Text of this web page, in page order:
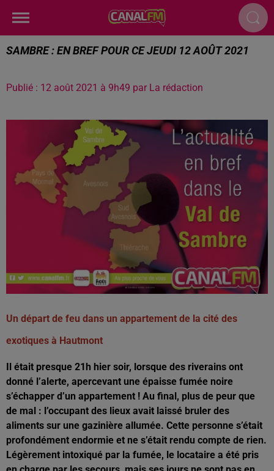
SAMBRE : EN BREF POUR CE JEUDI 12 AOÛT 2021
Publié : 12 août 2021 à 9h49 par La rédaction
Un départ de feu dans un appartement de la cité des
exotiques à Hautmont
Il était presque 21h hier soir, lorsque des riverains ont
donné l’alerte, apercevant une épaisse fumée noire
s’échapper d’un appartement ! Au final, plus de peur que
de mal : l’occupant des lieux avait laissé bruler des
aliments sur une gazinière allumée. Cette personne s’était
profondément endormie et ne s’était rendu compte de rien.
Légèrement intoxiqué par la fumée, le locataire a été pris